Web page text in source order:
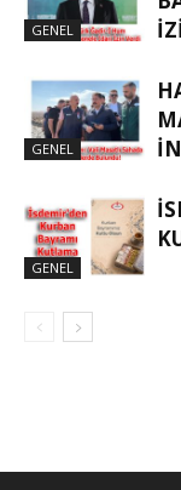
GENEL
GENEL
GENEL